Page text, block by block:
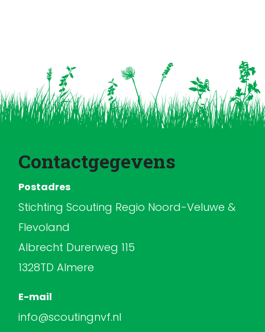
Contactgegevens
Postadres
Stichting Scouting Regio Noord-Veluwe &
Flevoland
Albrecht Durerweg 115
1328TD Almere
E-mail
info@scoutingnvf.nl